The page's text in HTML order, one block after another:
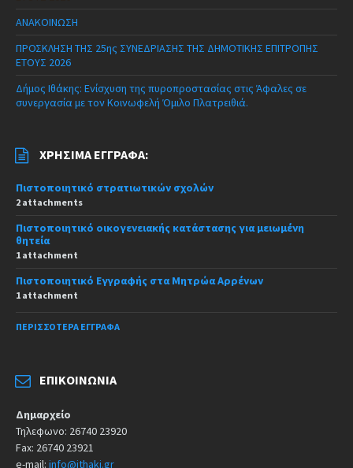
ΑΝΑΚΟΙΝΩΣΗ
ΠΡΟΣΚΛΗΣΗ ΤΗΣ 25ης ΣΥΝΕΔΡΙΑΣΗΣ ΤΗΣ ΔΗΜΟΤΙΚΗΣ ΕΠΙΤΡΟΠΗΣ
ΕΤΟΥΣ 2026
Δήμος Ιθάκης: Ενίσχυση της πυροπροστασίας στις Άφαλες σε
συνεργασία με τον Κοινωφελή Όμιλο Πλατρειθιά.
ΧΡΉΣΙΜΑ ΈΓΓΡΑΦΑ:
Πιστοποιητικό στρατιωτικών σχολών
2 attachments
Πιστοποιητικό οικογενειακής κατάστασης για μειωμένη
θητεία
1 attachment
Πιστοποιητικό Εγγραφής στα Μητρώα Αρρένων
1 attachment
ΠΕΡΙΣΣΌΤΕΡΑ ΈΓΓΡΑΦΑ
ΕΠΙΚΟΙΝΩΝΊΑ
Δημαρχείο
Τηλεφωνο: 26740 23920
Fax: 26740 23921
e-mail: info@ithaki.gr